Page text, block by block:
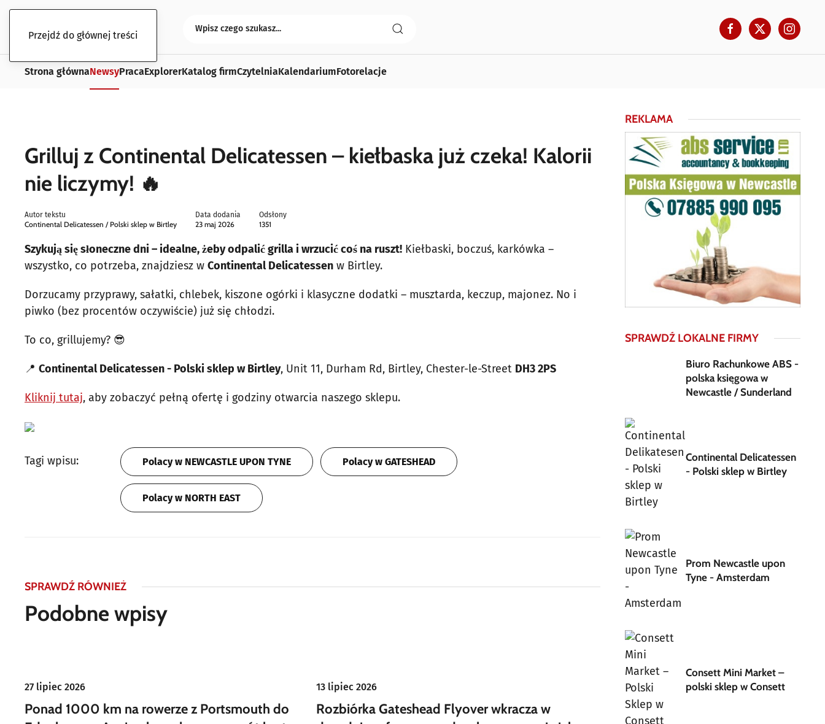
Przejdź do głównej treści
Strona głównaNewsyPracaExplorerKatalog firmCzytelniaKalendariumFotorelacje
Grilluj z Continental Delicatessen – kiełbaska już czeka! Kalorii
nie liczymy! 🔥
Autor tekstu
Continental Delicatessen / Polski sklep w Birtley
Data dodania
23 maj 2026
Odsłony
1351
Szykują się słoneczne dni – idealne, żeby odpalić grilla i wrzucić coś na ruszt! Kiełbaski, boczuś, karkówka –
wszystko, co potrzeba, znajdziesz w Continental Delicatessen w Birtley.
Dorzucamy przyprawy, sałatki, chlebek, kiszone ogórki i klasyczne dodatki – musztarda, keczup, majonez. No i
piwko (bez procentów oczywiście) już się chłodzi.
To co, grillujemy? 😎
📍 Continental Delicatessen - Polski sklep w Birtley, Unit 11, Durham Rd, Birtley, Chester-le-Street DH3 2PS
Kliknij tutaj, aby zobaczyć pełną ofertę i godziny otwarcia naszego sklepu.
Tagi wpisu: Polacy w NEWCASTLE UPON TYNE Polacy w GATESHEAD
Polacy w NORTH EAST
SPRAWDŹ RÓWNIEŻ
Podobne wpisy
27 lipiec 2026
Ponad 1000 km na rowerze z Portsmouth do
13 lipiec 2026
Rozbiórka Gateshead Flyover wkracza w
REKLAMA
SPRAWDŹ LOKALNE FIRMY
Biuro Rachunkowe ABS -
polska księgowa w
Newcastle / Sunderland
Continental Delicatessen
- Polski sklep w Birtley
Prom Newcastle upon
Tyne - Amsterdam
Consett Mini Market –
polski sklep w Consett